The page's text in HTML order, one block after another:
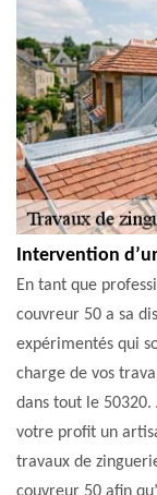
Intervention
En tant que
couvreur 50 a sa
expérimentés qui
charge de vos
dans tout le 50320.
votre profit un
travaux de